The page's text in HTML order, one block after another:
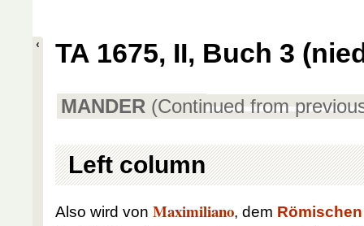
TA 1675, II, Buch 3
MANDER (Continued from
Left column
Also wird von Maximiliano, dem